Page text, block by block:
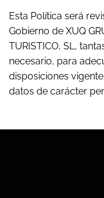
Esta Política será
Gobierno de XUQ
TURISTICO, SL,
necesario, para
disposiciones
datos de carácter